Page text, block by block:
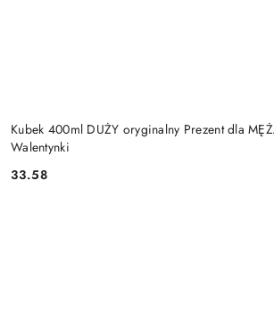
Kubek 400ml DUŻY oryginalny Prezent dla
Walentynki
Cena:
33.58